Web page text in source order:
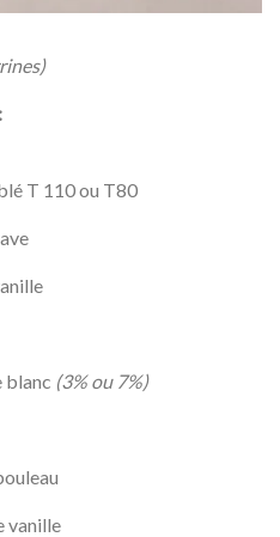
T 110 ou T80
blanc (3% ou 7%)
vanille